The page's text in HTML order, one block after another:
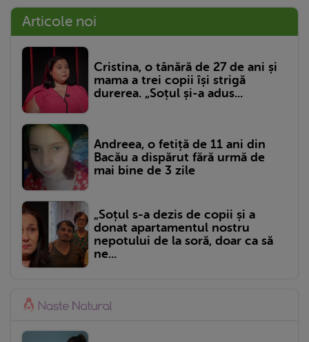
Articole noi
Cristina, o tânără de 27 de ani și
mama a trei copii își strigă
durerea. „Soțul și-a adus...
Andreea, o fetiță de 11 ani din
Bacău a dispărut fără urmă de
mai bine de 3 zile
„Soțul s-a dezis de copii și a
donat apartamentul nostru
nepotului de la soră, doar ca să
ne...